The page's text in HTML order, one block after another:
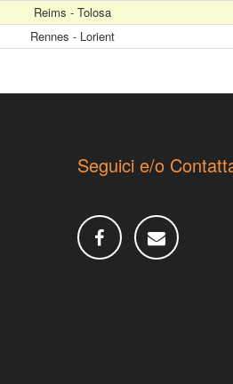
Reims - Tolosa
Rennes - Lorient
Seguici e/o